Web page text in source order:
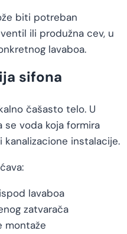
biti potreban
ili produžna cev, u
lavaboa.
sifona
čašasto telo. U
se voda koja formira
instalacije.
lavaboa
zatvarača
montaže